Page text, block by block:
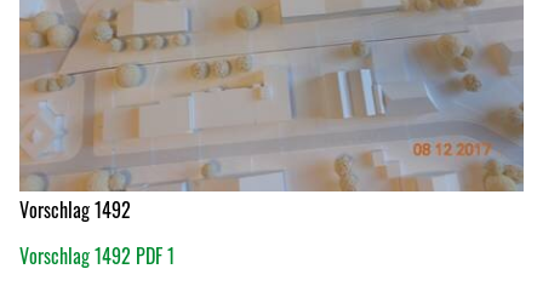
Vorschlag 1492
Vorschlag 1492 PDF 1